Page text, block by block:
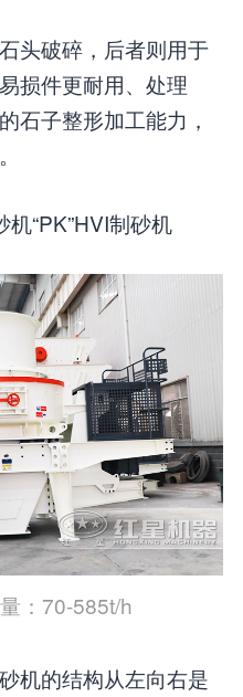
头破碎，后者则用于
损件更耐用、处理
石子整形加工能力，
机“PK”HVI制砂机
：70-585t/h
机的结构从左向右是